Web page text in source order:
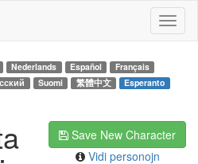
Nederlands Español
Français
Suomi 繁體中文
Esperanto
Save New Character
Vidi personojn